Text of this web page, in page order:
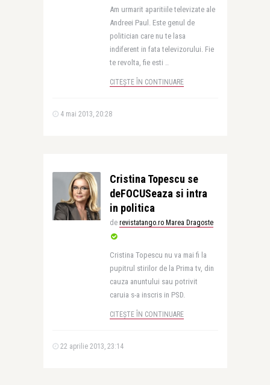
Am urmarit aparitiile televizate ale
Andreei Paul. Este genul de
politician care nu te lasa
indiferent in fata televizorului. Fie
te revolta, fie esti ..
CITEȘTE ÎN CONTINUARE
4 mai 2013, 20:28
Cristina Topescu se
deFOCUSeaza si intra
in politica
de revistatango.ro Marea Dragoste
Cristina Topescu nu va mai fi la
pupitrul stirilor de la Prima tv, din
cauza anuntului sau potrivit
caruia s-a inscris in PSD.
CITEȘTE ÎN CONTINUARE
22 aprilie 2013, 23:14